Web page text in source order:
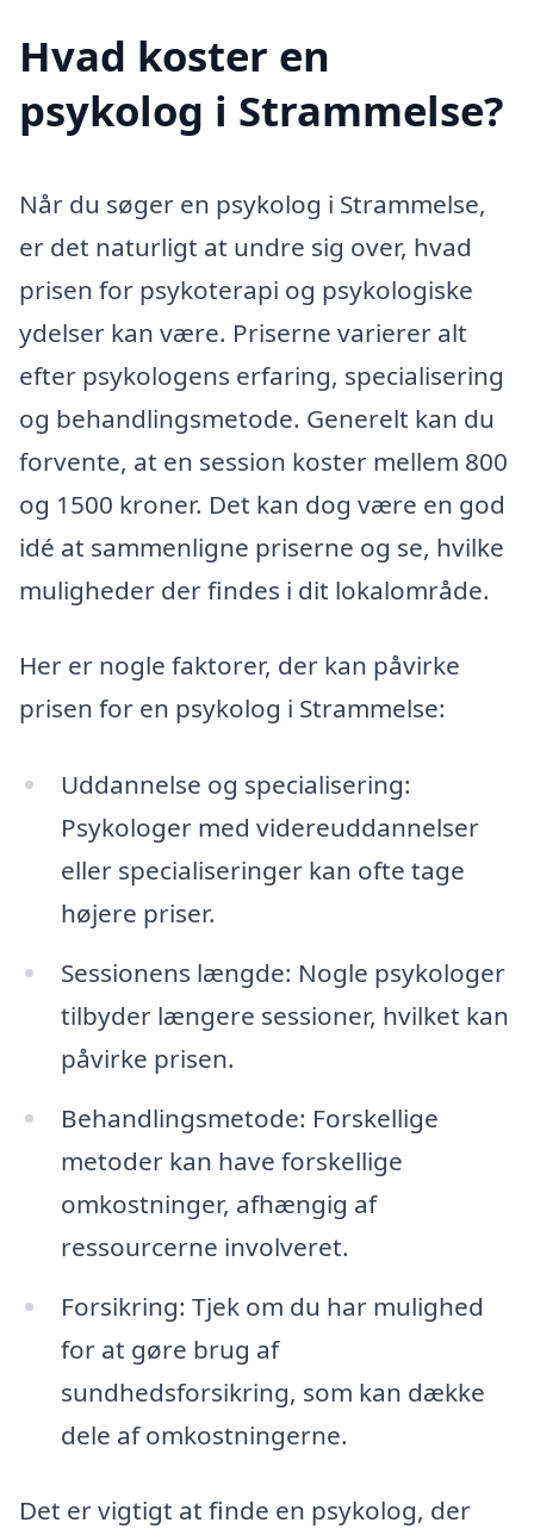
Hvad koster en
psykolog i Strammelse?
Når du søger en psykolog i Strammelse,
er det naturligt at undre sig over, hvad
prisen for psykoterapi og psykologiske
ydelser kan være. Priserne varierer alt
efter psykologens erfaring, specialisering
og behandlingsmetode. Generelt kan du
forvente, at en session koster mellem 800
og 1500 kroner. Det kan dog være en god
idé at sammenligne priserne og se, hvilke
muligheder der findes i dit lokalområde.
Her er nogle faktorer, der kan påvirke
prisen for en psykolog i Strammelse:
Uddannelse og specialisering:
Psykologer med videreuddannelser
eller specialiseringer kan ofte tage
højere priser.
Sessionens længde: Nogle psykologer
tilbyder længere sessioner, hvilket kan
påvirke prisen.
Behandlingsmetode: Forskellige
metoder kan have forskellige
omkostninger, afhængig af
ressourcerne involveret.
Forsikring: Tjek om du har mulighed
for at gøre brug af
sundhedsforsikring, som kan dække
dele af omkostningerne.
Det er vigtigt at finde en psykolog, der